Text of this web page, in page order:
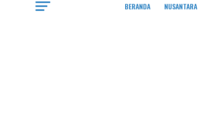
BERANDA NUSANTARA